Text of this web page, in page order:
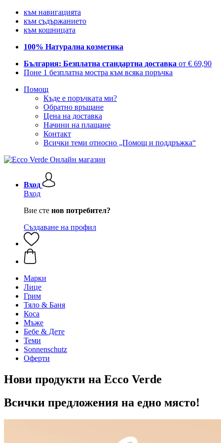
към навигацията
към съдържанието
към кошницата
100% Натурална козметика
България: Безплатна стандартна доставка от € 69,90
Поне 1 безплатна мостра към всяка поръчка
Помощ
Къде е поръчката ми?
Обратно връщане
Цена на доставка
Начини на плащане
Контакт
Всички теми относно „Помощ и поддръжка“
Вход
Вход
Вие сте нов потребител?
Създаване на профил
Марки
Лице
Грим
Тяло & Баня
Коса
Мъже
Бебе & Дете
Теми
Sonnenschutz
Оферти
Нови продукти на Еcco Verde
Всички предложения на едно място!